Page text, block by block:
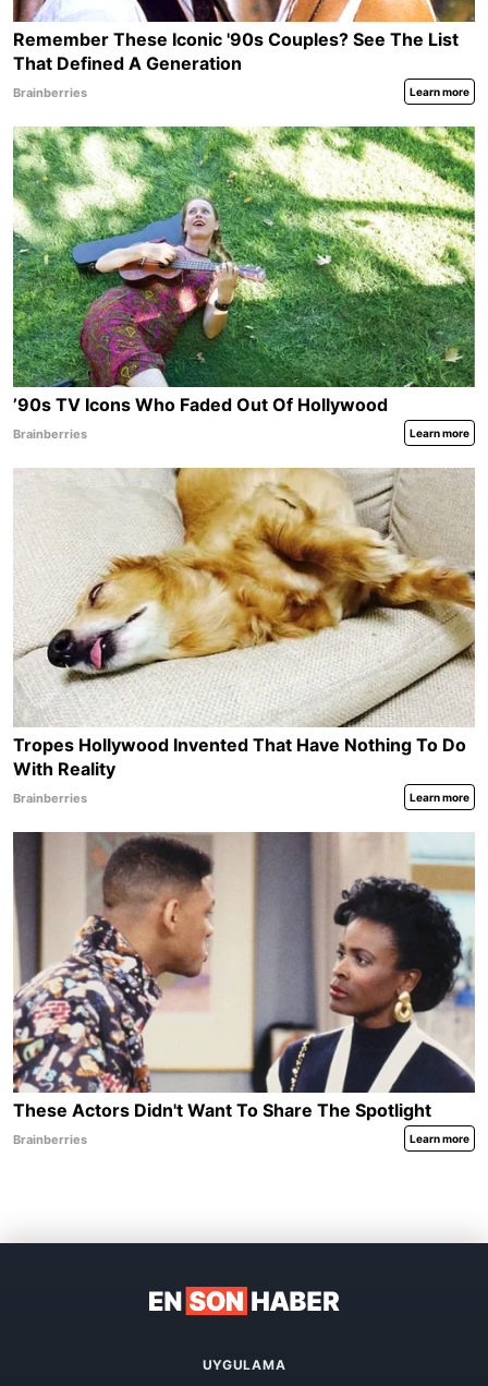
UYGULAMA